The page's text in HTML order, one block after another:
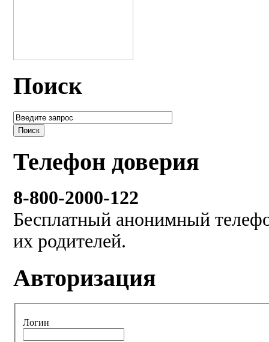
Поиск
Телефон доверия
8-800-2000-122
Бесплатный анонимный
их родителей.
Авторизация
Логин